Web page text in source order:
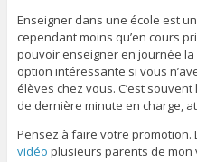
Enseigner dans une école est
cependant moins qu’en cours
pouvoir enseigner en journée la
option intéressante si vous
élèves chez vous. C’est
de dernière minute en charge,
Pensez à faire votre promotion.
vidéo plusieurs parents de mon